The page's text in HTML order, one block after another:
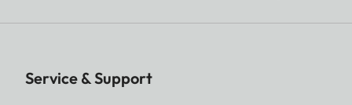
Service & Support